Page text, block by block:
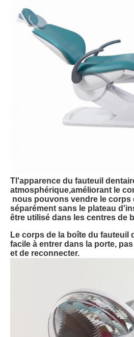
T l'apparence du fauteuil
atmosphérique,améliorant le
nous pouvons vendre le corps
séparément sans le plateau
être utilisé dans les centres de
Le corps de la boîte du fauteuil
facile à entrer dans la porte,
et de reconnecter.